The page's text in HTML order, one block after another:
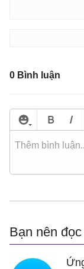
0 Bình luận
Bạn nên đọc